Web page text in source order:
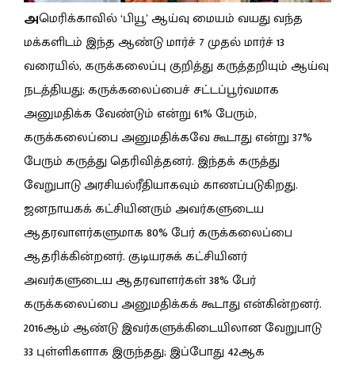
அமெரிக்காவில் ‘பியூ’ ஆய்வு மையம் வயது வந்த
மக்களிடம் இந்த ஆண்டு மார்ச் 7 முதல் மார்ச் 13
வரையில், கருக்கலைப்பு குறித்து கருத்தறியும் ஆய்வு
நடத்தியது; கருக்கலைப்பைச் சட்டப்பூர்வமாக
அனுமதிக்க வேண்டும் என்று 61% பேரும்,
கருக்கலைப்பை அனுமதிக்கவே கூடாது என்று 37%
பேரும் கருத்து தெரிவித்தனர். இந்தக் கருத்து
வேறுபாடு அரசியல்ரீதியாகவும் காணப்படுகிறது.
ஜனநாயகக் கட்சியினரும் அவர்களுடைய
ஆதரவாளர்களுமாக 80% பேர் கருக்கலைப்பை
ஆதரிக்கின்றனர். குடியரசுக் கட்சியினர்
அவர்களுடைய ஆதரவாளர்கள் 38% பேர்
கருக்கலைப்பை அனுமதிக்கக் கூடாது என்கின்றனர்.
2016ஆம் ஆண்டு இவர்களுக்கிடையிலான வேறுபாடு
33 புள்ளிகளாக இருந்தது; இப்போது 42ஆக